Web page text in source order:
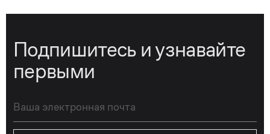
Подпишитесь и узнавайте
первыми